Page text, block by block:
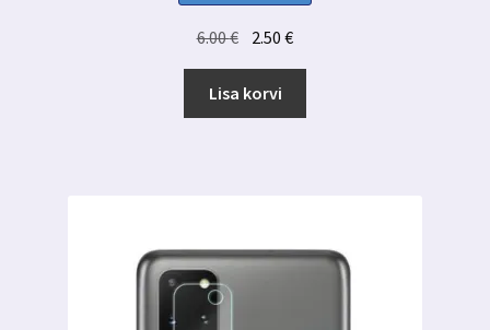
6.00€ Algne
hind
oli:
6.00 €.
2.50€Praegune
hind
2.50 €.
Lisa korvi